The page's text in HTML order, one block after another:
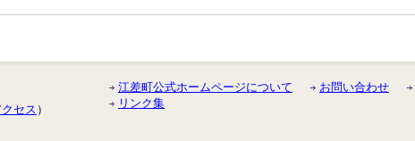
セス）
江差町公式ホームページについて お問い合わせ
リンク集